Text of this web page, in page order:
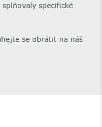
specifické
se obrátit na náš